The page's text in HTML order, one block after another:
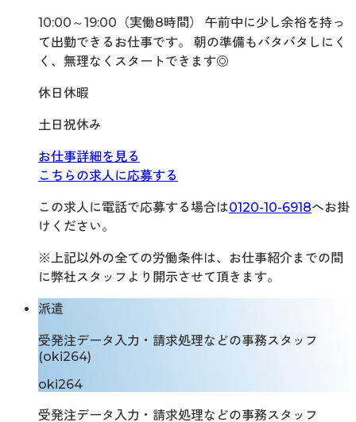
10:00～19:00（実働8時間） 午前中に少し余裕を持っ
て出勤できるお仕事です。 朝の準備もバタバタしにく
く、無理なくスタートできます◎
休日休暇
土日祝休み
お仕事詳細を見る
こちらの求人に応募する
この求人に電話で応募する場合は0120-10-6918へお掛
けください。
※上記以外の全ての労働条件は、お仕事紹介までの間
に弊社スタッフより開示させて頂きます。
派遣
受発注データ入力・請求処理などの事務スタッフ
(oki264)
oki264
受発注データ入力・請求処理などの事務スタッフ